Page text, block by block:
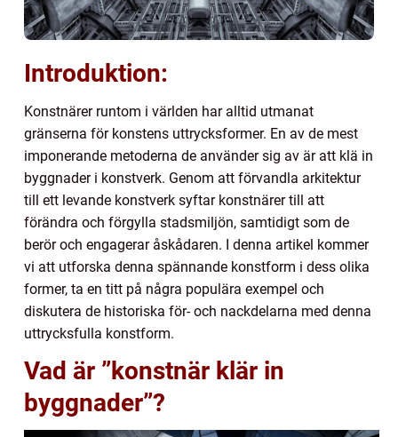
Introduktion:
Konstnärer runtom i världen har alltid utmanat
gränserna för konstens uttrycksformer. En av de mest
imponerande metoderna de använder sig av är att klä in
byggnader i konstverk. Genom att förvandla arkitektur
till ett levande konstverk syftar konstnärer till att
förändra och förgylla stadsmiljön, samtidigt som de
berör och engagerar åskådaren. I denna artikel kommer
vi att utforska denna spännande konstform i dess olika
former, ta en titt på några populära exempel och
diskutera de historiska för- och nackdelarna med denna
uttrycksfulla konstform.
Vad är ”konstnär klär in
byggnader”?